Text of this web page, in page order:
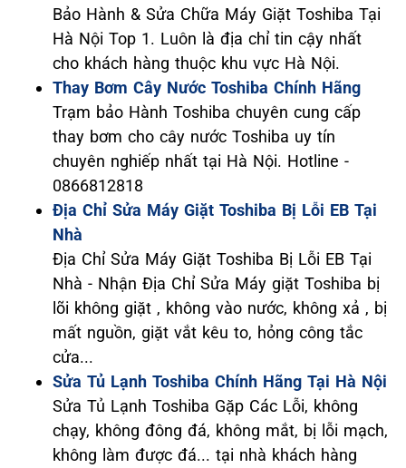
Bảo Hành & Sửa Chữa Máy Giặt Toshiba Tại
Hà Nội Top 1. Luôn là địa chỉ tin cậy nhất
cho khách hàng thuộc khu vực Hà Nội.
Thay Bơm Cây Nước Toshiba Chính Hãng
Trạm bảo Hành Toshiba chuyên cung cấp
thay bơm cho cây nước Toshiba uy tín
chuyên nghiếp nhất tại Hà Nội. Hotline -
0866812818
Địa Chỉ Sửa Máy Giặt Toshiba Bị Lỗi EB Tại
Nhà
Địa Chỉ Sửa Máy Giặt Toshiba Bị Lỗi EB Tại
Nhà - Nhận Địa Chỉ Sửa Máy giặt Toshiba bị
lõi không giặt , không vào nước, không xả , bị
mất nguồn, giặt vắt kêu to, hỏng công tắc
cửa...
Sửa Tủ Lạnh Toshiba Chính Hãng Tại Hà Nội
Sửa Tủ Lạnh Toshiba Gặp Các Lỗi, không
chạy, không đông đá, không mắt, bị lỗi mạch,
không làm được đá... tại nhà khách hàng